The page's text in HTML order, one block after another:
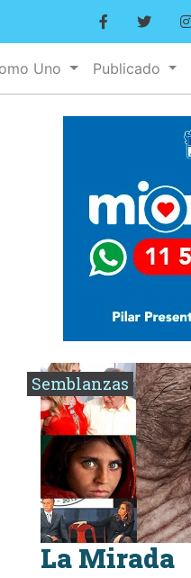
Uno Publicado
Semblanzas
La Mirada